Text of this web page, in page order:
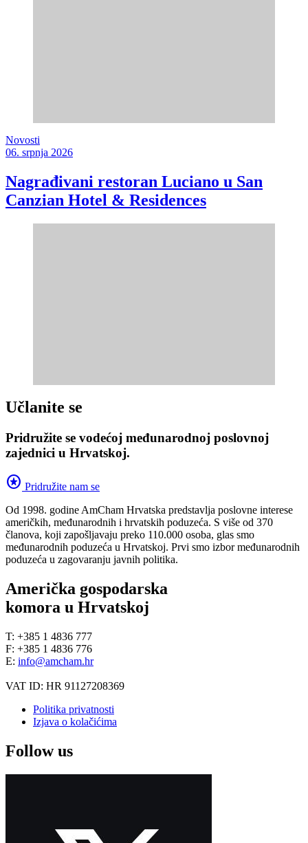
Novosti
06. srpnja 2026
Nagrađivani restoran Luciano u San
Canzian Hotel & Residences
Učlanite se
Pridružite se vodećoj međunarodnoj poslovnoj
zajednici u Hrvatskoj.
stars Pridružite nam se
Od 1998. godine AmCham Hrvatska predstavlja poslovne interese
američkih, međunarodnih i hrvatskih poduzeća. S više od 370
članova, koji zapošljavaju preko 110.000 osoba, glas smo
međunarodnih poduzeća u Hrvatskoj. Prvi smo izbor međunarodnih
poduzeća u zagovaranju javnih politika.
Američka gospodarska
komora u Hrvatskoj
T: +385 1 4836 777
F: +385 1 4836 776
E: info@amcham.hr
VAT ID: HR 91127208369
Politika privatnosti
Izjava o kolačićima
Follow us